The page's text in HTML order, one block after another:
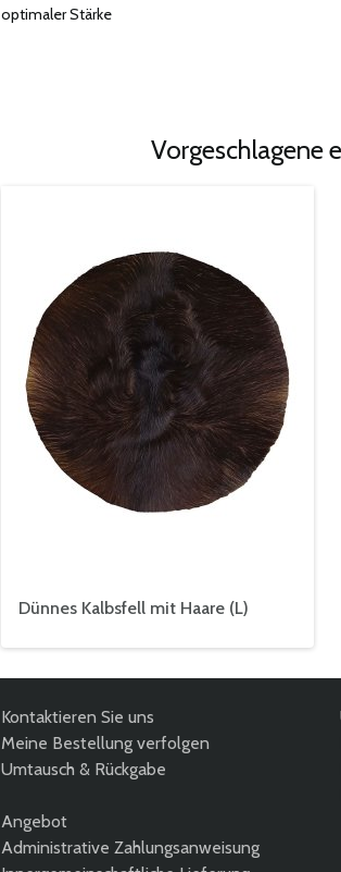
optimaler Stärke
Vorgeschlagene
Dünnes Kalbsfell mit Haare (L)
Kontaktieren Sie uns
Meine Bestellung verfolgen
Umtausch & Rückgabe
Angebot
Administrative Zahlungsanweisung